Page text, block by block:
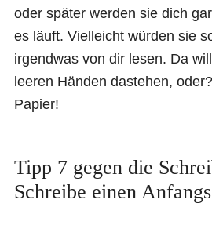
oder später werden sie dich
es läuft. Vielleicht würden sie
irgendwas von dir lesen. Da
leeren Händen dastehen,
Papier!
Tipp 7 gegen die
Schreibe einen